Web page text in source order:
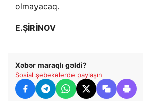
olmayacaq.
E.ŞİRİNOV
Xəbər maraqlı gəldi?
Sosial şəbəkələrdə paylaşın